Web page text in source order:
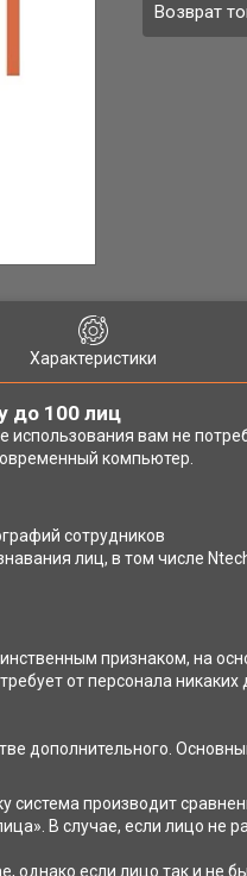
возврат
Характеристики
до 100 лиц
вам не
компьютер.
сотрудников
лиц, в том числе
признаком, на
от персонала никаких
дополнительного.
система производит
В случае, если лицо не
однако если лицо так и не